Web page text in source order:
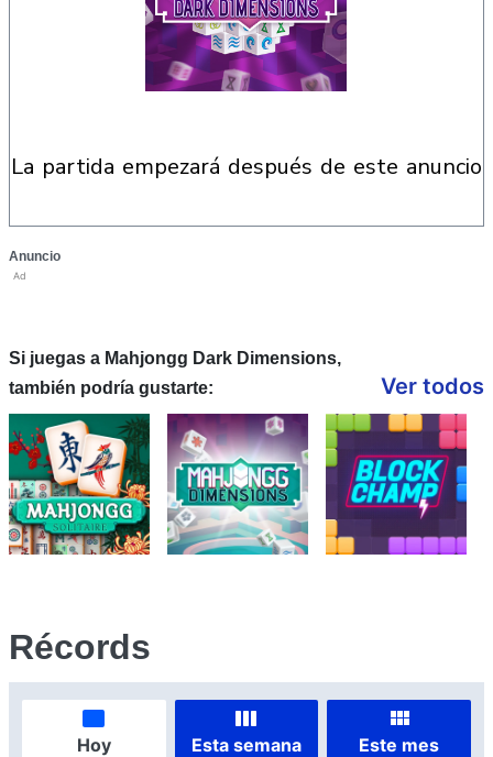
la partida empezará después de este anuncio
Anuncio
Ad
Si juegas a Mahjongg Dark Dimensions,
también podría gustarte:
Ver todos
Récords
Hoy Esta semana Este mes